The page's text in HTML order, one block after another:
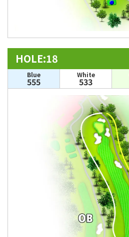
HOLE:18
Blue
555
White
533